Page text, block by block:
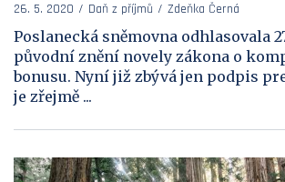
26. 5. 2020 Daň z příjmů Zdeňka Černá
Poslanecká sněmovna odhlasovala
původní znění novely zákona o
bonusu. Nyní již zbývá jen podpis
je zřejmě ...